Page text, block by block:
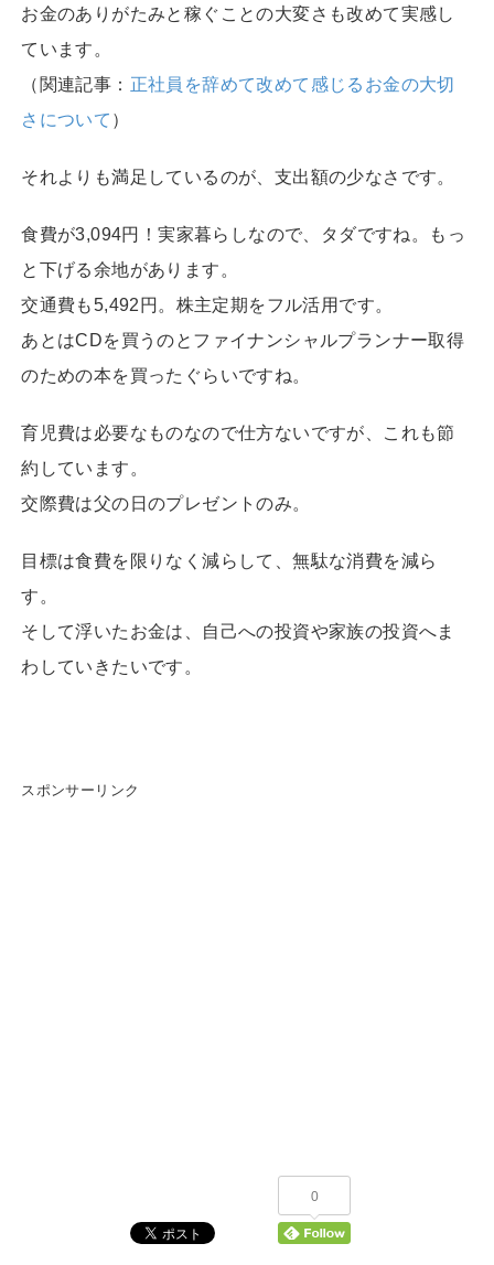
お金のありがたみと稼ぐことの大変さも改めて実感し
ています。
（関連記事： 正社員を辞めて改めて感じるお金の大切
さについて ）
それよりも満足しているのが、支出額の少なさです。
食費が3,094円！実家暮らしなので、タダですね。もっ
と下げる余地があります。
交通費も5,492円。株主定期をフル活用です。
あとはCDを買うのとファイナンシャルプランナー取得
のための本を買ったぐらいですね。
育児費は必要なものなので仕方ないですが、これも節
約しています。
交際費は父の日のプレゼントのみ。
目標は食費を限りなく減らして、無駄な消費を減ら
す。
そして浮いたお金は、自己への投資や家族の投資へま
わしていきたいです。
スポンサーリンク
0